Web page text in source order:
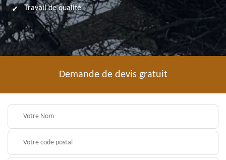
Travail de qualité
Demande de devis gratuit